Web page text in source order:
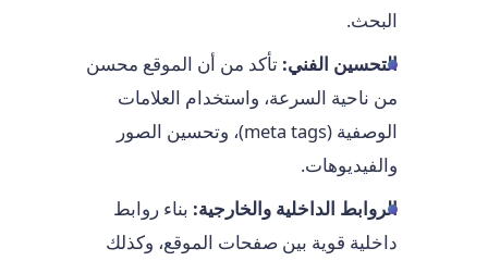
البحث.
التحسين الفني: تأكد من أن الموقع محسن
من ناحية السرعة، واستخدام العلامات
الوصفية (meta tags)، وتحسين الصور
والفيديوهات.
الروابط الداخلية والخارجية: بناء روابط
داخلية قوية بين صفحات الموقع، وكذلك